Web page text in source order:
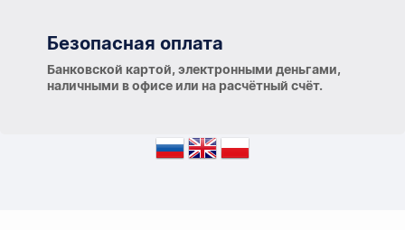
Безопасная оплата
Банковской картой, электронными деньгами,
наличными в офисе или на расчётный счёт.